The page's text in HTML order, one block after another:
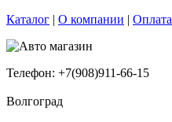
Каталог | О компании | Оплата
Телефон: +7(908)911-66-15
Волгоград